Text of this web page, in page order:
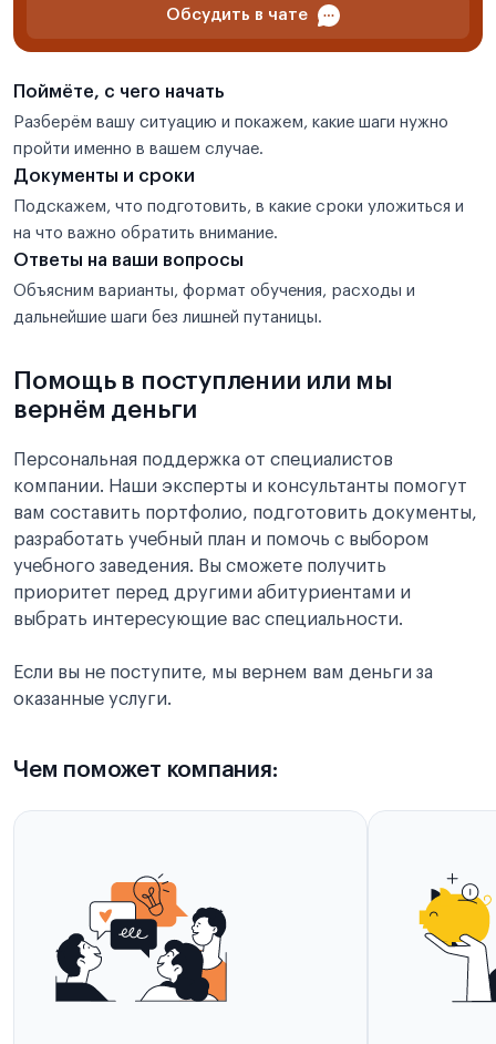
Обсудить в чате
Поймёте, с чего начать
Разберём вашу ситуацию и покажем, какие шаги нужно
пройти именно в вашем случае.
Документы и сроки
Подскажем, что подготовить, в какие сроки уложиться и
на что важно обратить внимание.
Ответы на ваши вопросы
Объясним варианты, формат обучения, расходы и
дальнейшие шаги без лишней путаницы.
Помощь в поступлении или мы
вернём деньги
Персональная поддержка от специалистов
компании. Наши эксперты и консультанты помогут
вам составить портфолио, подготовить документы,
разработать учебный план и помочь с выбором
учебного заведения. Вы сможете получить
приоритет перед другими абитуриентами и
выбрать интересующие вас специальности.
Если вы не поступите, мы вернем вам деньги за
оказанные услуги.
Чем поможет компания: